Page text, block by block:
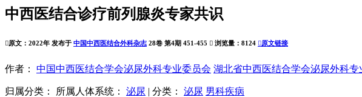
中西医结合诊疗前列腺炎专家共识
原文：2022年 发布于 中国中西医结合外科杂志 28卷 第4期 451-455  浏览量：8124 原文链接
作者： 中国中西医结合学会泌尿外科专业委员会 湖北省中西医结合学会泌尿外科专
归属分类： 所属人体系统： 泌尿 | 分类： 泌尿 男科疾病